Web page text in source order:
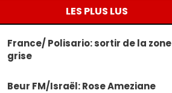
LES PLUS LUS
France/ Polisario: sortir de la zone
grise
Beur FM/Israël: Rose Ameziane